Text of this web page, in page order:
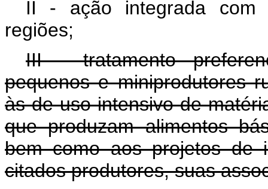
II - ação integrada com
regiões;
III - tratamento
pequenos e miniprodutores
às de uso intensivo de
que produzam alimentos
bem como aos projetos de
citados produtores, suas